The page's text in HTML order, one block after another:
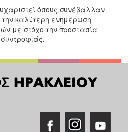
όσους συνέβαλλαν
καλύτερη ενημέρωση
με στόχο την προστασία